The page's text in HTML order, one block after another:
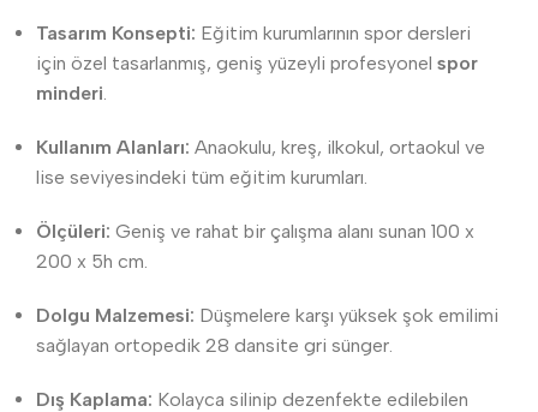
Tasarım Konsepti: Eğitim kurumlarının spor dersleri
için özel tasarlanmış, geniş yüzeyli profesyonel spor
minderi.
Kullanım Alanları: Anaokulu, kreş, ilkokul, ortaokul ve
lise seviyesindeki tüm eğitim kurumları.
Ölçüleri: Geniş ve rahat bir çalışma alanı sunan 100 x
200 x 5h cm.
Dolgu Malzemesi: Düşmelere karşı yüksek şok emilimi
sağlayan ortopedik 28 dansite gri sünger.
Dış Kaplama: Kolayca silinip dezenfekte edilebilen